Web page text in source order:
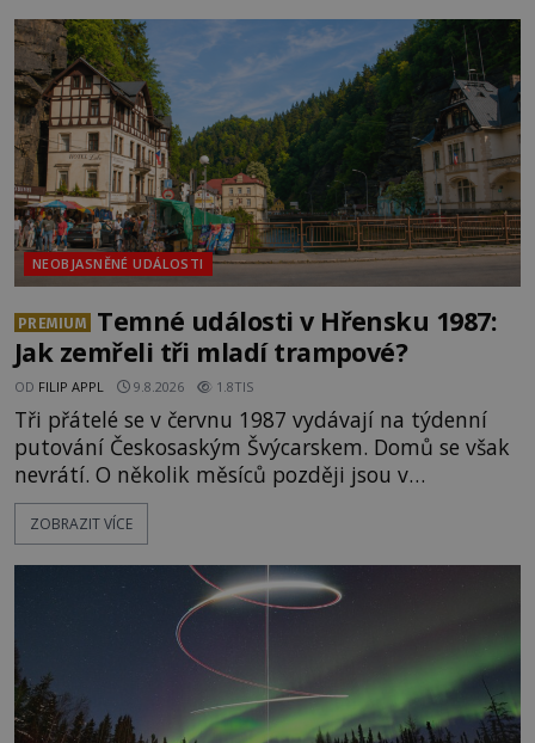
Prozkoumejte je společně s ENIGMOU! [gallery
NEOBJASNĚNÉ UDÁLOSTI
PREMIUM
Temné události v Hřensku 1987:
Jak zemřeli tři mladí trampové?
OD FILIP APPL 9.8.2026 1.8TIS
Tři přátelé se v červnu 1987 vydávají na týdenní
putování Českosaským Švýcarskem. Domů se však
nevrátí. O několik měsíců později jsou v
nepřístupných skalách u Hřenska nalezeny jejich
kostry – a s nimi stopy, které se jen obtížně slučují
přírodní živel, neznámý útočník, nebo někdo, koho
tehdejší režim nechtěl odhalit? [gallery
ids="171131,171132,1711
ZOBRAZIT VÍCE